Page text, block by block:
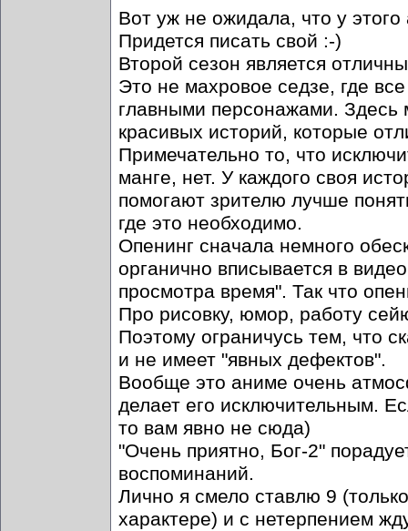
Вот уж не ожидала, что у
Придется писать свой :-)
Второй сезон является
Это не махровое седзе, где
главными персонажами. Здесь
красивых историй, которые
Примечательно то, что
манге, нет. У каждого своя
помогают зрителю лучше
где это необходимо.
Опенинг сначала немного
органично вписывается в
просмотра время". Так что
Про рисовку, юмор, работу
Поэтому ограничусь тем, что
и не имеет "явных дефектов".
Вообще это аниме очень
делает его исключительным.
то вам явно не сюда)
"Очень приятно, Бог-2"
воспоминаний.
Лично я смело ставлю 9
характере) и с нетерпением